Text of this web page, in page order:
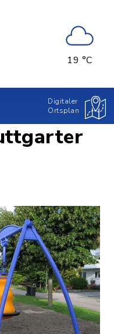
19 °C
Digitaler
Ortsplan